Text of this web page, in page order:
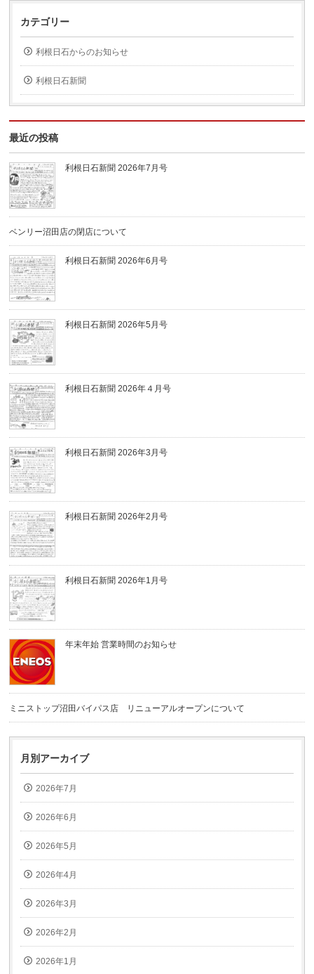
カテゴリー
利根日石からのお知らせ
利根日石新聞
最近の投稿
利根日石新聞 2026年7月号
ベンリー沼田店の閉店について
利根日石新聞 2026年6月号
利根日石新聞 2026年5月号
利根日石新聞 2026年４月号
利根日石新聞 2026年3月号
利根日石新聞 2026年2月号
利根日石新聞 2026年1月号
年末年始 営業時間のお知らせ
ミニストップ沼田バイパス店 リニューアルオープンについて
月別アーカイブ
2026年7月
2026年6月
2026年5月
2026年4月
2026年3月
2026年2月
2026年1月